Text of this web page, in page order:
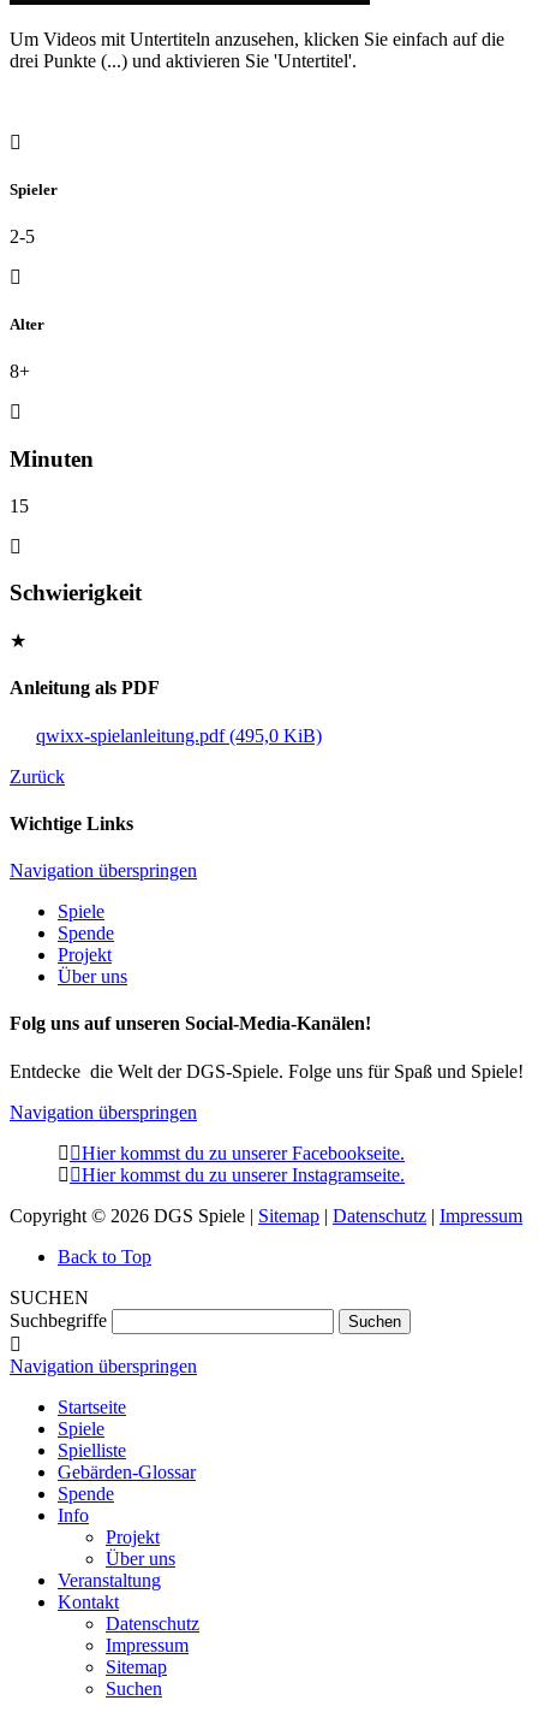
Um Videos mit Untertiteln anzusehen, klicken Sie einfach auf die
drei Punkte (...) und aktivieren Sie 'Untertitel'.
Spieler
2-5
Alter
8+
Minuten
15
Schwierigkeit
★
Anleitung als PDF
qwixx-spielanleitung.pdf(495,0 KiB)
Zurück
Wichtige Links
Navigation überspringen
Spiele
Spende
Projekt
Über uns
Folg uns auf unseren Social-Media-Kanälen!
Entdecke die Welt der DGS-Spiele. Folge uns für Spaß und Spiele!
Navigation überspringen
Hier kommst du zu unserer Facebookseite.
Hier kommst du zu unserer Instagramseite.
Copyright © 2026 DGS Spiele | Sitemap | Datenschutz | Impressum
Back to Top
SUCHEN
Suchbegriffe
Suchen
Navigation überspringen
Startseite
Spiele
Spielliste
Gebärden-Glossar
Spende
Info
Projekt
Über uns
Veranstaltung
Kontakt
Datenschutz
Impressum
Sitemap
Suchen